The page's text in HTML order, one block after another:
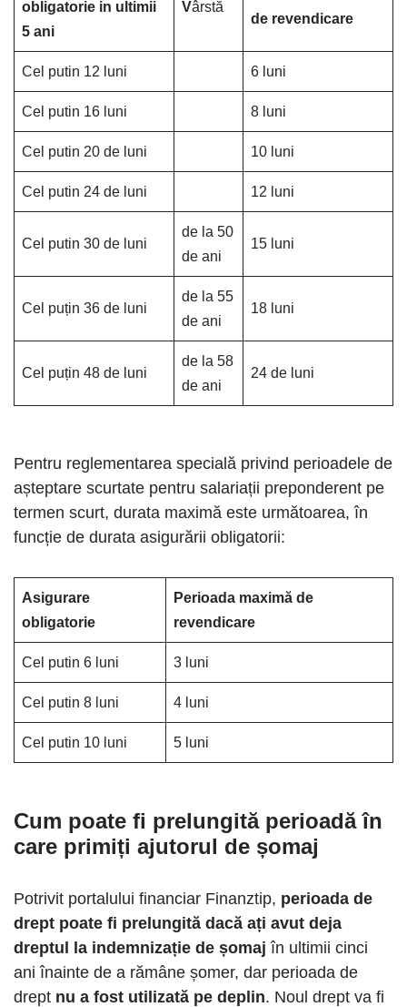
obligatorie in ultimii
5 ani
Vârstă
de revendicare
Cel putin 12 luni 6 luni
Cel putin 16 luni 8 luni
Cel putin 20 de luni 10 luni
Cel putin 24 de luni 12 luni
Cel putin 30 de luni
de la 50
de ani
15 luni
Cel puțin 36 de luni
de la 55
de ani
18 luni
Cel puțin 48 de luni
de la 58
de ani
24 de luni
Pentru reglementarea specială privind perioadele de
așteptare scurtate pentru salariații preponderent pe
termen scurt, durata maximă este următoarea, în
funcție de durata asigurării obligatorii:
Asigurare
obligatorie
Perioada maximă de
revendicare
Cel putin 6 luni 3 luni
Cel putin 8 luni 4 luni
Cel putin 10 luni 5 luni
Cum poate fi prelungită perioadă în
care primiți ajutorul de șomaj
Potrivit portalului financiar Finanztip, perioada de
drept poate fi prelungită dacă ați avut deja
dreptul la indemnizație de șomajîn ultimii cinci
ani înainte de a rămâne șomer, dar perioada de
drept nu a fost utilizată pe deplin. Noul drept va fi